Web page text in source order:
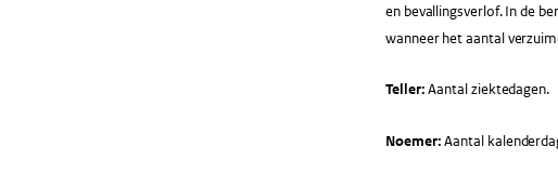
en bevallingsverlof. In de
wanneer het aantal
Teller:Aantal ziektedagen.
Noemer:Aantal